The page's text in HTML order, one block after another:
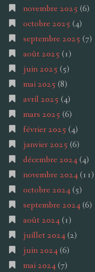
novembre 2025 (6)
octobre 2025 (4)
septembre 2025 (7)
août 2025 (1)
juin 2025 (5)
mai 2025 (8)
avril 2025 (4)
mars 2025 (6)
février 2025 (4)
janvier 2025 (6)
décembre 2024(4)
novembre 2024(11)
octobre 2024(5)
septembre 2024(6)
août 2024(1)
juillet 2024(2)
juin 2024(6)
mai 2024(7)